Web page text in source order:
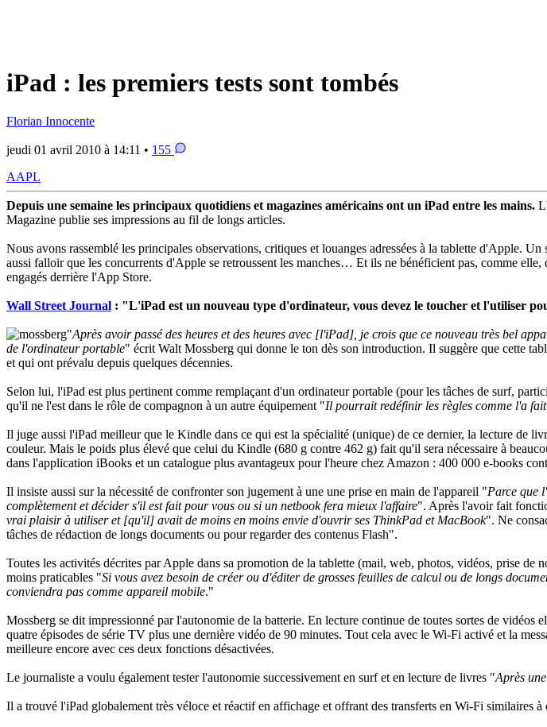
iPad : les premiers tests sont tombés
Florian Innocente
jeudi 01 avril 2010 à 14:11 • 155
AAPL
Depuis une semaine les principaux quotidiens et magazines américains ont un iPad entre les mains.
Magazine publie ses impressions au fil de longs articles.
Nous avons rassemblé les principales observations, critiques et louanges adressées à la tablette d'Apple.
aussi falloir que les concurrents d'Apple se retroussent les manches… Et ils ne bénéficient pas, comme
engagés derrière l'App Store.
Wall Street Journal : "L'iPad est un nouveau type d'ordinateur, vous devez le toucher et l'utiliser
"Après avoir passé des heures et des heures avec [l'iPad], je crois que ce nouveau très bel
de l'ordinateur portable" écrit Walt Mossberg qui donne le ton dès son introduction. Il suggère que cette
et qui ont prévalu depuis quelques décennies.
Selon lui, l'iPad est plus pertinent comme remplaçant d'un ordinateur portable (pour les tâches de surf,
qu'il ne l'est dans le rôle de compagnon à un autre équipement "Il pourrait redéfinir les règles comme l'a
Il juge aussi l'iPad meilleur que le Kindle dans ce qui est la spécialité (unique) de ce dernier, la lecture de
couleur. Mais le poids plus élevé que celui du Kindle (680 g contre 462 g) fait qu'il sera nécessaire à
dans l'application iBooks et un catalogue plus avantageux pour l'heure chez Amazon : 400 000 e-books
Il insiste aussi sur la nécessité de confronter son jugement à une une prise en main de l'appareil "Parce que
complètement et décider s'il est fait pour vous ou si un netbook fera mieux l'affaire". Après l'avoir fait
vrai plaisir à utiliser et [qu'il] avait de moins en moins envie d'ouvrir ses ThinkPad et MacBook". Ne
tâches de rédaction de longs documents ou pour regarder des contenus Flash".
Toutes les activités décrites par Apple dans sa promotion de la tablette (mail, web, photos, vidéos, prise
moins praticables "Si vous avez besoin de créer ou d'éditer de grosses feuilles de calcul ou de longs
conviendra pas comme appareil mobile."
Mossberg se dit impressionné par l'autonomie de la batterie. En lecture continue de toutes sortes de
quatre épisodes de série TV plus une dernière vidéo de 90 minutes. Tout cela avec le Wi-Fi activé et la
meilleure encore avec ces deux fonctions désactivées.
Le journaliste a voulu également tester l'autonomie successivement en surf et en lecture de livres "Après
Il a trouvé l'iPad globalement très véloce et réactif en affichage et offrant des transferts en Wi-Fi similaires à